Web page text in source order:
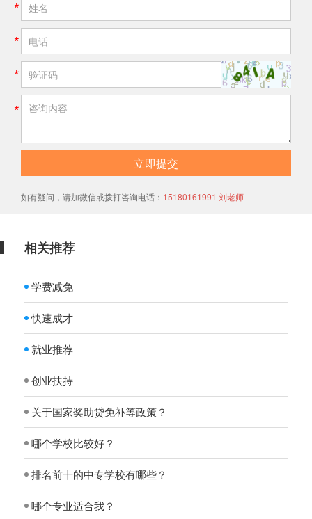
立即提交
如有疑问，请加微信或拨打咨询电话： 15180161991 刘老师
相关推荐
学费减免
快速成才
就业推荐
创业扶持
关于国家奖助贷免补等政策？
哪个学校比较好？
排名前十的中专学校有哪些？
哪个专业适合我？